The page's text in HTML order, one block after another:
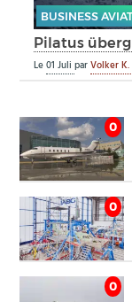
BUSINESS
Pilatus
Le01 JuliparVolker
0
0
0